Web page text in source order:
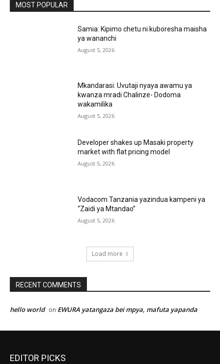
MOST POPULAR
Samia: Kipimo chetu ni kuboresha maisha
ya wananchi
August 5, 2026
Mkandarasi: Uvutaji nyaya awamu ya
kwanza mradi Chalinze- Dodoma
wakamilika
August 5, 2026
Developer shakes up Masaki property
market with flat pricing model
August 5, 2026
Vodacom Tanzania yazindua kampeni ya
“Zaidi ya Mtandao”
August 5, 2026
Load more
RECENT COMMENTS
hello world on EWURA yatangaza bei mpya, mafuta yapanda
EDITOR PICKS